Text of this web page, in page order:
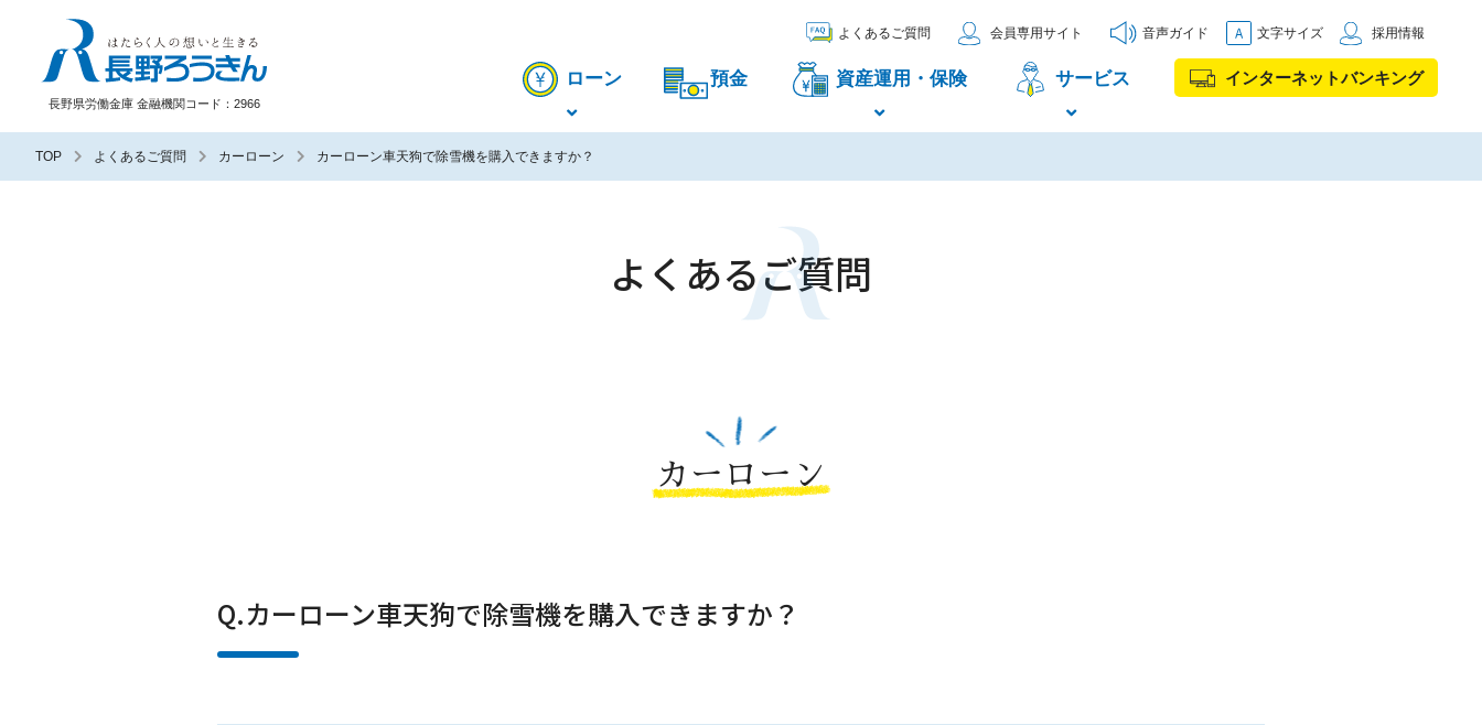
長野県労働金庫 金融機関コード：2966
ローン 預金 資産運用・保険 サービス インターネットバンキング
よくあるご質問 会員専用サイト 音声ガイド 文字サイズ 採用情報
TOP よくあるご質問 カーローン カーローン車天狗で除雪機を購入できますか？
よくあるご質問
カーローン
Q.カーローン車天狗で除雪機を購入できますか？